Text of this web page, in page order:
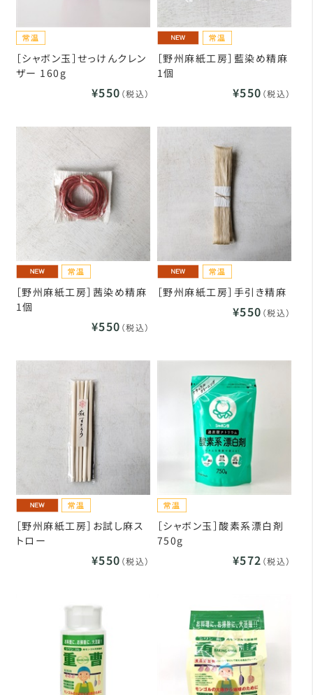
［シャボン玉］せっけんクレン
ザー 160g
¥550 （税込）
［野州麻紙工房］藍染め精麻
1個
¥550 （税込）
［野州麻紙工房］茜染め精麻
1個
¥550 （税込）
［野州麻紙工房］手引き精麻
¥550 （税込）
［野州麻紙工房］お試し麻ス
トロー
¥550 （税込）
［シャボン玉］酸素系漂白剤
750g
¥572 （税込）